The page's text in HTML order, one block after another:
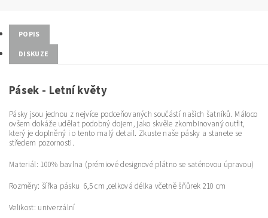
POPIS
DISKUZE
Pásek - Letní květy
Pásky jsou jednou z nejvíce podceňovaných součástí našich šatníků. Máloco
ovšem dokáže udělat podobný dojem, jako skvěle zkombinovaný outfit,
který je doplněný i o tento malý detail. Zkuste naše pásky a stanete se
středem pozornosti.
Materiál: 100% bavlna (prémiové designové plátno se saténovou úpravou)
Rozměry: šířka pásku 6,5 cm ,celková délka včetně šňůrek 210 cm
Velikost: univerzální